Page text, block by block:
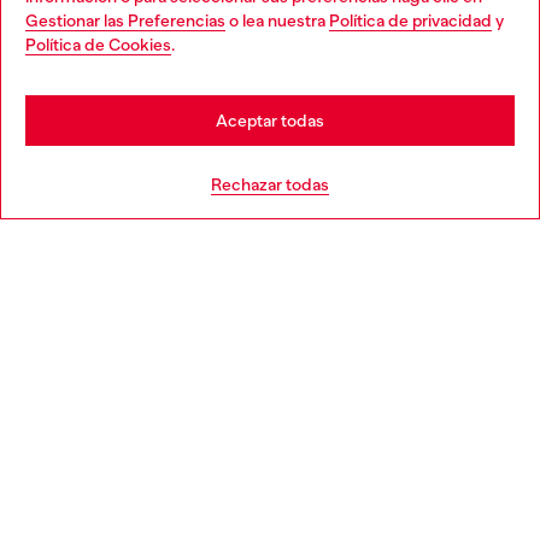
Gestionar las Preferencias o lea nuestra Política de privacidad y
Política de Cookies.
Rechazar todas
Aceptar todas
You are currently browsing España website, but it seems you
may be based in United States